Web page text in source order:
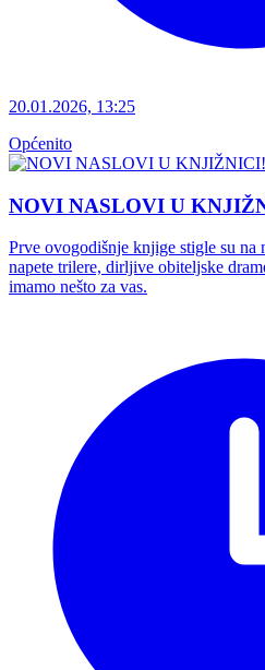
20.01.2026, 13:25
Općenito
NOVI NASLOVI U
Prve ovogodišnje knjige stigle su
napete trilere, dirljive obiteljske
imamo nešto za vas.